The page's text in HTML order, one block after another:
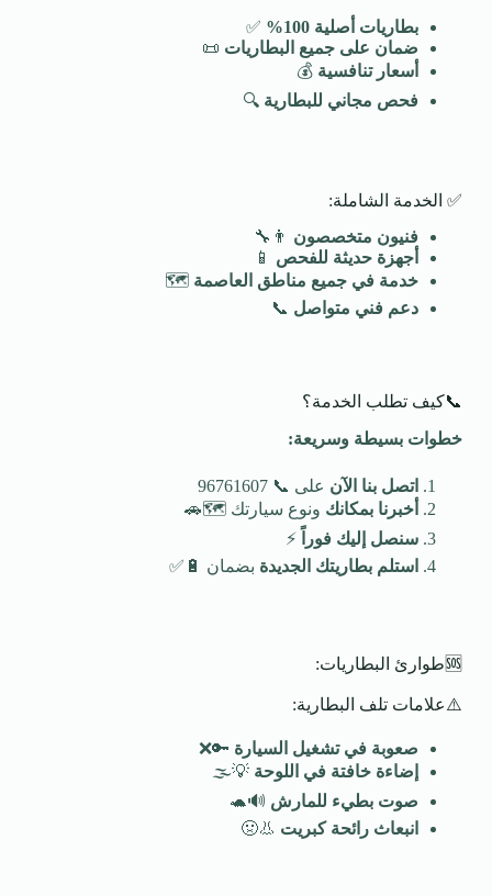
بطاريات أصلية 100
%
✅
ضمان على جميع البطاريات 📜
أسعار تنافسية 💰
فحص مجاني للبطارية 🔍
✅ الخدمة الشاملة:
فنيون متخصصون 👨‍🔧
أجهزة حديثة للفحص 📱
خدمة في جميع مناطق العاصمة 🗺️
دعم فني متواصل 📞
📞كيف تطلب الخدمة؟
خطوات بسيطة وسريعة:
اتصل بنا الآن على 📞 96761607
أخبرنا بمكانك ونوع سيارتك 🗺️🚗
سنصل إليك فوراً
⚡
استلم بطاريتك الجديدة بضمان 🔋✅
🆘طوارئ البطاريات:
⚠️علامات تلف البطارية:
صعوبة في تشغيل السيارة 🔑❌
إضاءة خافتة في اللوحة 💡🌫️
صوت بطيء للمارش 🔊🐢
انبعاث رائحة كبريت 👃🤢